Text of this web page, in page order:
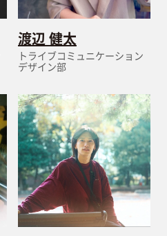
渡辺 健太
トライブコミュニケーション
デザイン部